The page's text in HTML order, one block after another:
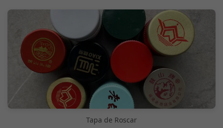
Tapa de Roscar